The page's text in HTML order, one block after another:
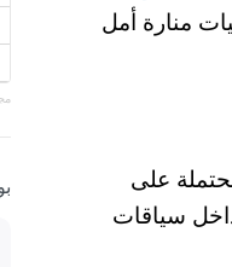
منارة أمل
على
سياقات